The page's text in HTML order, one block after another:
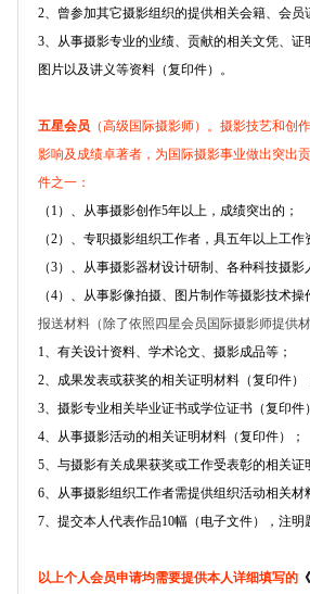
2、曾参加其它摄影组织的提供相关会籍、会
3、从事摄影专业的业绩、贡献的相关文凭、
图片以及讲义等资料（复印件）。
五星会员 （高级国际摄影师）。摄影技艺和
影响及成绩卓著者，为国际摄影事业做出突出
件之一：
（1）、从事摄影创作5年以上，成绩突出的；
（2）、专职摄影组织工作者，具五年以上工作
（3）、从事摄影器材设计研制、各种科技摄影
（4）、从事影像拍摄、图片制作等摄影技术
报送材料（除了依照四星会员国际摄影师提供
1、有关设计资料、学术论文、摄影成品等；
2、成果发表或获奖的相关证明材料（复印件）
3、摄影专业相关毕业证书或学位证书（复印件
4、从事摄影活动的相关证明材料（复印件）；
5、与摄影有关成果获奖或工作受表彰的相关证
6、从事摄影组织工作者需提供组织活动相关
7、提交本人代表作品10幅（电子文件），注
以上个人会员申请均需要提供本人详细填写的